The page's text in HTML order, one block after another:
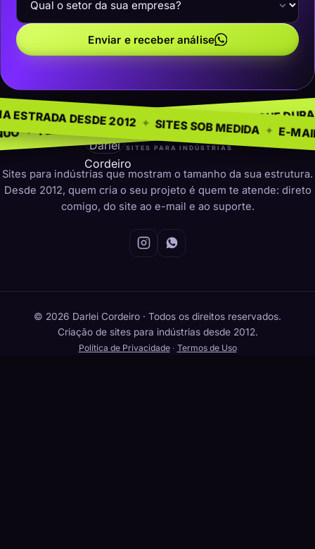
Enviar e receber análise
INDÚSTRIAS ✦ PRESENÇA QUE DURA SEM
✦ NA ESTRADA DESDE 2012 ✦ SITES SOB
darleicordeiro
SITES PARA INDÚSTRIAS
Sites para indústrias que mostram o tamanho da sua estrutura.
Desde 2012, quem cria o seu projeto é quem te atende: direto
comigo, do site ao e-mail e ao suporte.
© 2026 Darlei Cordeiro · Todos os direitos reservados.
Criação de sites para indústrias desde 2012.
Política de Privacidade· Termos de Uso